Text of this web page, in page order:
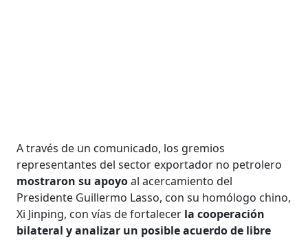
A través de un comunicado, los gremios
representantes del sector exportador no petrolero
mostraron su apoyoal acercamiento del
Presidente Guillermo Lasso, con su homólogo chino,
Xi Jinping, con vías de fortalecer la cooperación
bilateral y analizar un posible acuerdo de libre